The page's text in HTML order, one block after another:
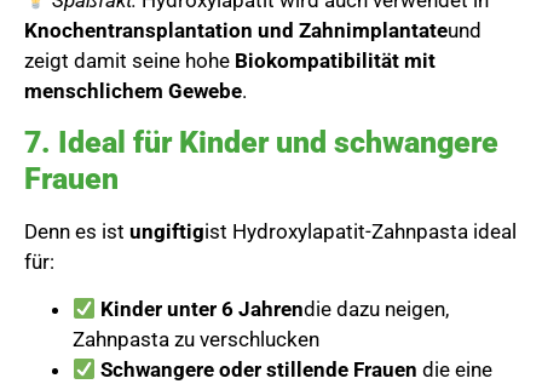
Knochentransplantation und Zahnimplantateund
zeigt damit seine hohe Biokompatibilität mit
menschlichem Gewebe.
7. Ideal für Kinder und schwangere
Frauen
Denn es ist ungiftigist Hydroxylapatit-Zahnpasta ideal
für:
Kinder unter 6 Jahrendie dazu neigen,
Zahnpasta zu verschlucken
Schwangere oder stillende Frauen die eine